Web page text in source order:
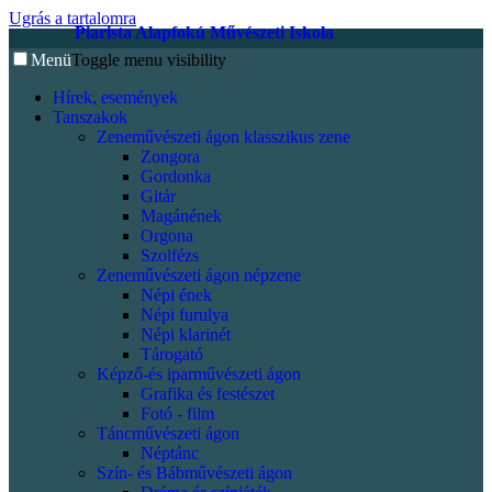
Ugrás a tartalomra
Piarista Alapfokú Művészeti Iskola
MenüToggle menu visibility
Hírek, események
Tanszakok
Zeneművészeti ágon klasszikus zene
Zongora
Gordonka
Gitár
Magánének
Orgona
Szolfézs
Zeneművészeti ágon népzene
Népi ének
Népi furulya
Népi klarinét
Tárogató
Képző-és iparművészeti ágon
Grafika és festészet
Fotó - film
Táncművészeti ágon
Néptánc
Szín- és Bábművészeti ágon